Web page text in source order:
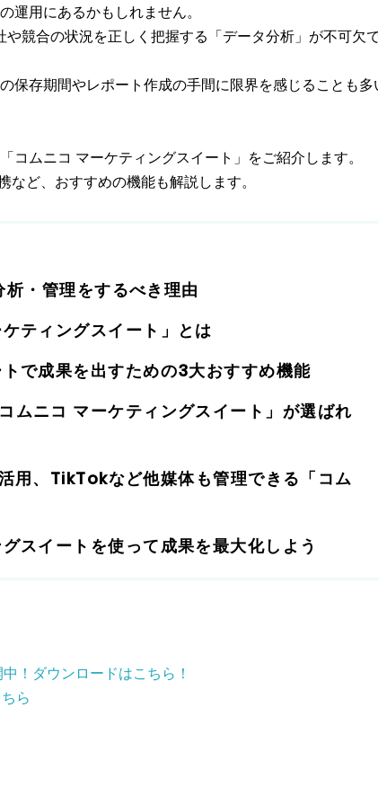
運用にあるかもしれません。
競合の状況を正しく把握する「データ分析」が不可欠
保存期間やレポート作成の手間に限界を感じることも多
ムニコ マーケティングスイート」をご紹介します。
ど、おすすめの機能も解説します。
・管理をするべき理由
ティングスイート」とは
で成果を出すための3大おすすめ機能
ムニコ マーケティングスイート」が選ばれ
用、TikTokなど他媒体も管理できる「コム
スイートを使って成果を最大化しよう
！ダウンロードはこちら！
ら